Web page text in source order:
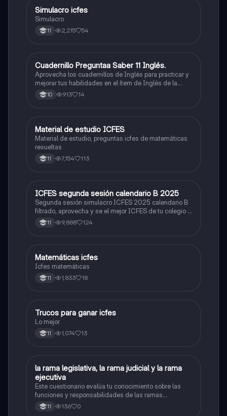
ICFES: Lectura Crítica
Simulacro icfes
Simulacro
11 2,215 54
ICFES: Inglés
Cuadernillo Preguntaa Saber 11 Inglés.
Aprovecha los cuadernillos de Inglés para practicar y
mejorar tus habilidades en el ítem de Inglés de la
Prueba Saber 11. 🫡
10 913 14
ICFES: Matemáticas
Material de estudio ICFES
Material de estudio, preguntas icfes de matemáticas
resueltas
11 7,154 113
ICFES: Lectura Crítica
ICFES segunda sesión calendario B 2025
Segunda sesión simulacro ICFES 2025 calendario B
filtrado, aprovecha y se el mejor ICFES de tu colegio y
poder ingresar a universidad, y estudiar aquella
carrera con la que tanto sueñas.
11 9,888 124
ICFES: Matemáticas
Matemáticas icfes
Icfes matemáticas
11 1,833 18
Química
Trucos para ganar icfes
Lo mejor
11 1,074 13
LSociales/Historia
la rama legislativa, la rama judicial y la rama
ejecutiva
Este cuestionario evalúa tu conocimiento sobre las
funciones y responsabilidades de las ramas
legislativa, judicial y ejecutiva.
11 136 0